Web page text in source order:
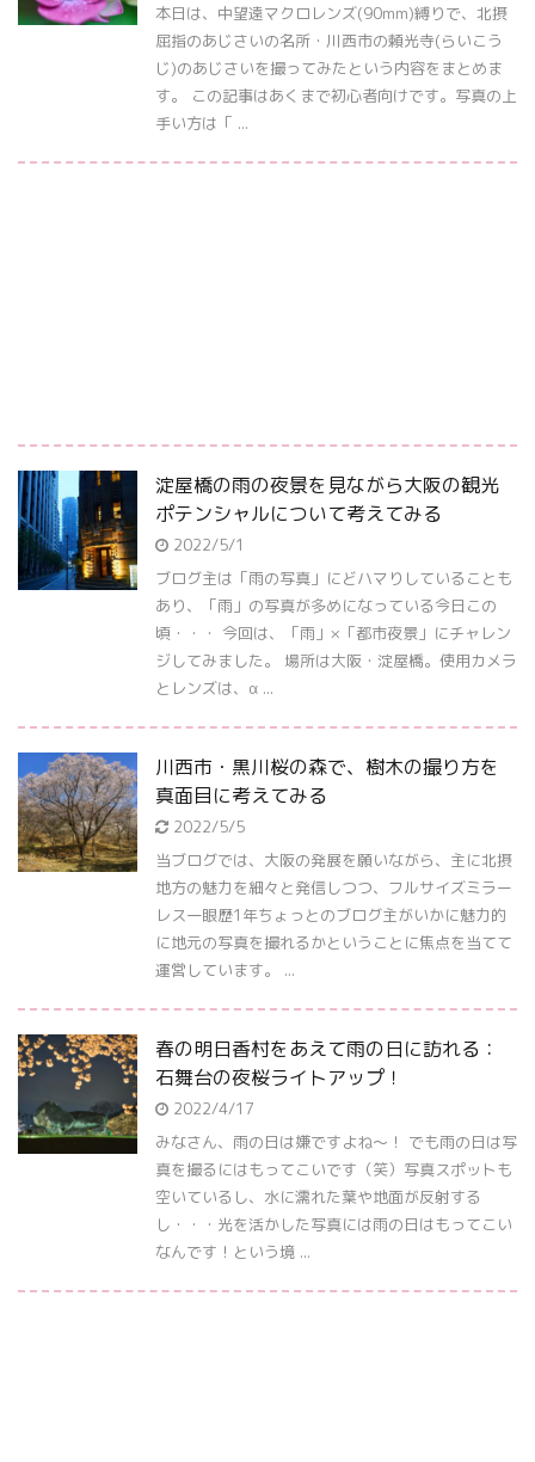
本日は、中望遠マクロレンズ(90mm)縛りで、北摂
屈指のあじさいの名所・川西市の頼光寺(らいこう
じ)のあじさいを撮ってみたという内容をまとめま
す。 この記事はあくまで初心者向けです。写真の上
手い方は「 ...
淀屋橋の雨の夜景を見ながら大阪の観光
ポテンシャルについて考えてみる
2022/5/1
ブログ主は「雨の写真」にどハマりしていることも
あり、「雨」の写真が多めになっている今日この
頃・・・ 今回は、「雨」×「都市夜景」にチャレン
ジしてみました。 場所は大阪・淀屋橋。使用カメラ
とレンズは、α ...
川西市・黒川桜の森で、樹木の撮り方を
真面目に考えてみる
2022/5/5
当ブログでは、大阪の発展を願いながら、主に北摂
地方の魅力を細々と発信しつつ、フルサイズミラー
レス一眼歴1年ちょっとのブログ主がいかに魅力的
に地元の写真を撮れるかということに焦点を当てて
運営しています。 ...
春の明日香村をあえて雨の日に訪れる：
石舞台の夜桜ライトアップ！
2022/4/17
みなさん、雨の日は嫌ですよね～！ でも雨の日は写
真を撮るにはもってこいです（笑）写真スポットも
空いているし、水に濡れた葉や地面が反射する
し・・・光を活かした写真には雨の日はもってこい
なんです！という境 ...